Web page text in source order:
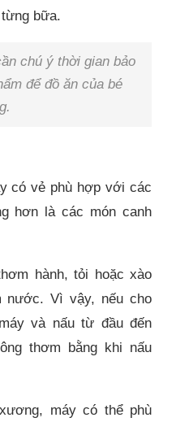
bữa.
chú ý thời gian bảo
để đồ ăn của bé
có vẻ phù hợp với các
hơn là các món canh
hành, tỏi hoặc xào
Vì vậy, nếu cho
và nấu từ đầu đến
thơm bằng khi nấu
máy có thể phù